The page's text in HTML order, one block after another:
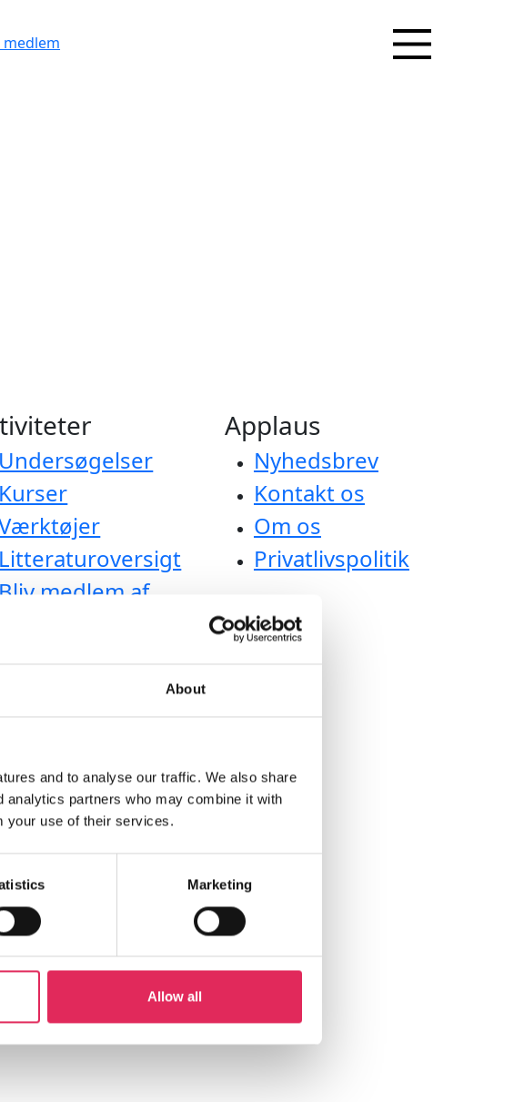
About
and to analyse our traffic. We also share
analytics partners who may combine it with
your use of their services.
Marketing
Allow all
medlem
Undersøgelser
Kurser
Litteraturoversigt
Bliv medlem af
Applaus
Nyhedsbrev
Kontakt os
Om os
Privatlivspolitik